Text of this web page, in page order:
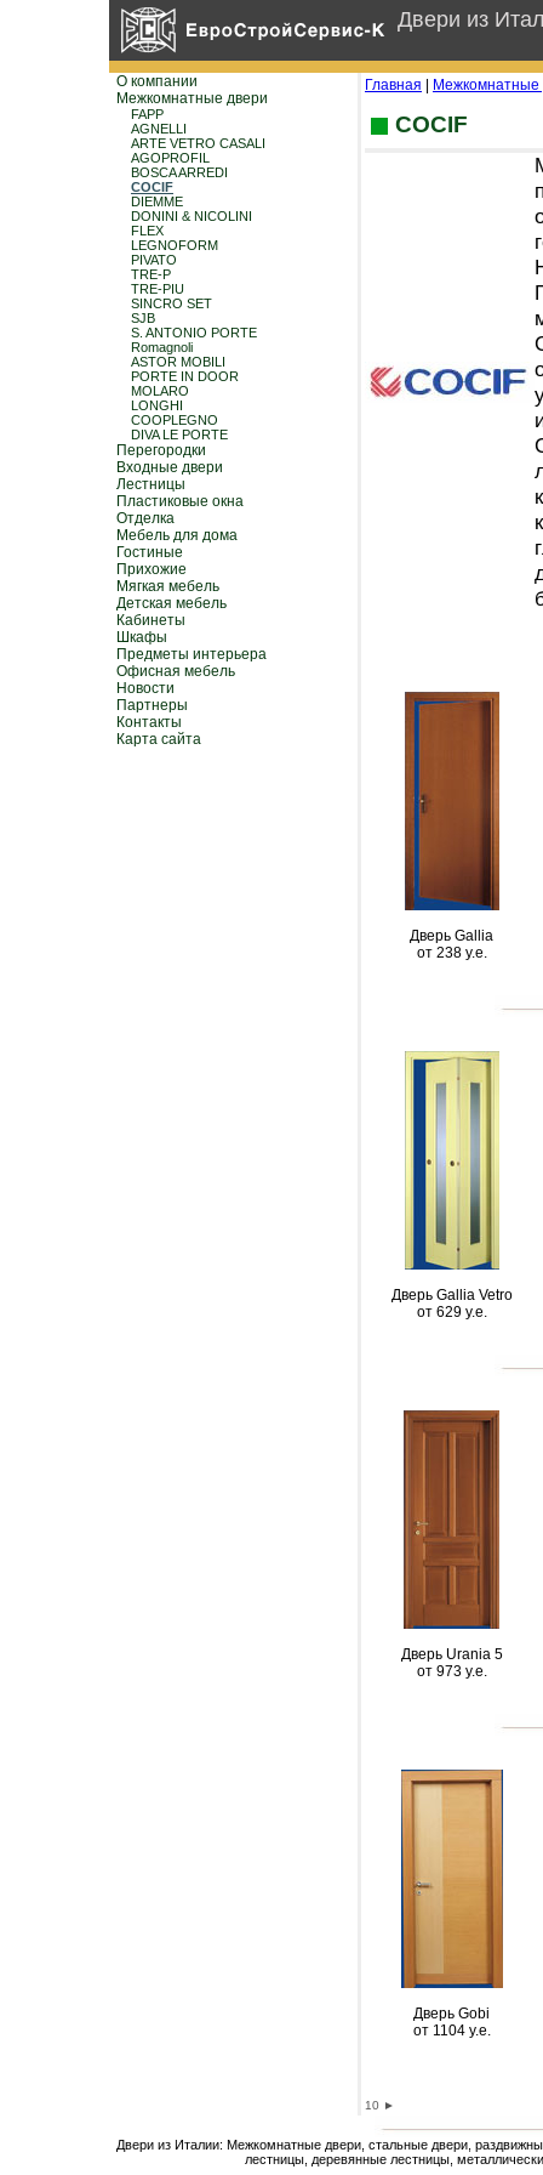
Двери из
О компании
Межкомнатные двери
FAPP
AGNELLI
ARTE VETRO CASALI
AGOPROFIL
BOSCA ARREDI
COCIF
DIEMME
DONINI & NICOLINI
FLEX
LEGNOFORM
PIVATO
TRE-P
TRE-PIU
SINCRO SET
SJB
S. ANTONIO PORTE
Romagnoli
ASTOR MOBILI
PORTE IN DOOR
MOLARO
LONGHI
COOPLEGNO
DIVA LE PORTE
Перегородки
Входные двери
Лестницы
Пластиковые окна
Отделка
Мебель для дома
Гостиные
Прихожие
Мягкая мебель
Детская мебель
Кабинеты
Шкафы
Предметы интерьера
Офисная мебель
Новости
Партнеры
Контакты
Карта сайта
Главная Межкомнатные
COCIF
Дверь Gallia
от 238 y.e.
Дверь Gallia Vetro
от 629 y.e.
Дверь Urania 5
от 973 y.e.
Дверь Gobi
от 1104 y.e.
10 ►
Двери из Италии: Межкомнатные двери, стальные двери,
лестницы, деревянные лестницы,